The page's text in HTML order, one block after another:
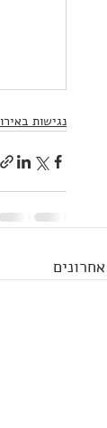
נגישות